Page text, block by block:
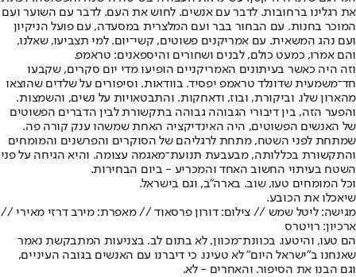
את רגלינו ברחובות. לדבר עם אנשים. לחוש את העם. לדבר עם השוער ועם
המוכר בחנות. עם הבחור בבר ועם המלצרית במסעדה, עם פועל הניקיון
ועם נהג המשאית. עם אמריקנים פשוטים, קשי־יום. למי תצביעו, שאלנו,
והם אמרו, כמעט כולם, לבנים ושחורים והיספאנים: טראמפ.
וזה היה כאשר בעיתונים האמריקניים הופיעו מדי יום סקרים, שקבעו
חד־משמעית שדונלד טראמפ יפסיד. בוודאות. וסיפורים על שלדים שהוצאו
מהארון שלו. וביקורת, ובוז, ודאחקות. והתבטאויות על נשים, והשמצות.
והפער הזה, בין דיבורי הגבוהה גבוהה בתקשורת לבין הדברים הפשוטים
של האנשים הפשוטים, היה האינדיקציה האחת שמשהו ענק קורה פה.
שמתחת לפני השטח, מתחת לרגליהם של הסוקרים והפרשנים והמומחים
והתקשורת בכללותה, מבעבעת תנועת־מאגמה עצומה. והיא הגיחה על פני
השטח בעיתוי החשוב האחד והמכריע - ביום הבחירות.
וכל המומחים טעו, שוב. בארה"ב, וגם בישראל.
שיאכלו את הכובע.
מגישה: ליטל שמש // צילום: דורון פרסאוד // מאפרת: מירב דרזי מאירי //
ארכיון: רויטרס
הם טעו, והיטעו. בכוונת־מכוון, לא בתום לב. בצניעות המתבקשת נאמר
שאנחנו ב"ישראל היום" לא טעינו. כי דיברנו עם האנשים בגובה העיניים,
וגם הבנו את הסיפור. והאחרים - לא.